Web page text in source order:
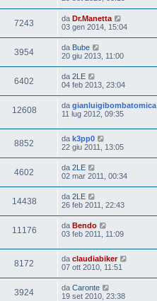
7243 da Dr.Manetta
03 gen 2014, 15:04
3954 da Bube
20 giu 2013, 11:00
6402 da 2LE
04 feb 2013, 23:04
12608 da gianluigibombatomica
11 lug 2012, 09:35
8852 da k3pp0
22 giu 2011, 13:05
4602 da 2LE
02 mar 2011, 00:34
14438 da 2LE
26 feb 2011, 22:43
11176 da Bendo
03 feb 2011, 11:09
8172 da claudiabiker
07 ott 2010, 11:51
3924 da Caronte
19 set 2010, 23:38